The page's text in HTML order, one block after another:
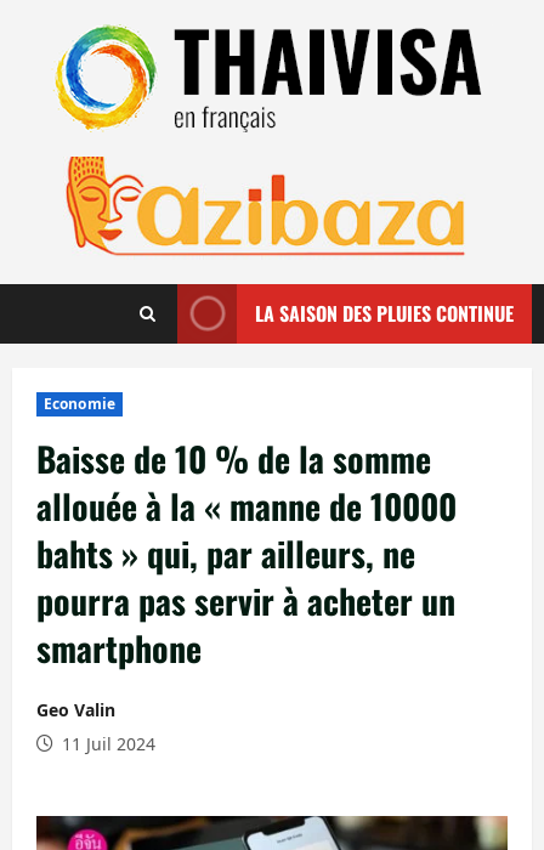
contenu
LA SAISON DES PLUIES CONTINUE
Economie
Baisse de 10 % de la somme
allouée à la « manne de 10000
bahts » qui, par ailleurs, ne
pourra pas servir à acheter un
smartphone
Geo Valin
11 Juil 2024